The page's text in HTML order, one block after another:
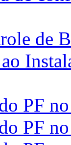
de
PF
PF